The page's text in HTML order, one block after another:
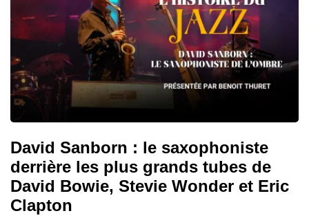
David Sanborn : le saxophoniste
derrière les plus grands tubes de
David Bowie, Stevie Wonder et Eric
Clapton